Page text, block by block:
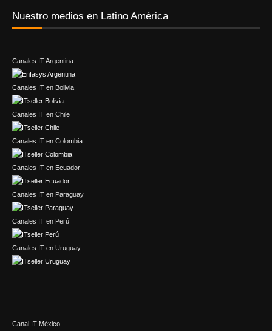
Nuestro medios en Latino América
Canales IT Argentina
Canales IT en Bolivia
Canales IT en Chile
Canales IT en Colombia
Canales IT en Ecuador
Canales IT en Paraguay
Canales IT en Perú
Canales IT en Uruguay
Canal IT México